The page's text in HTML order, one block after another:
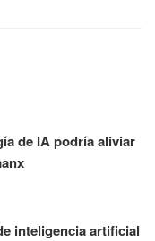
de IA podría aliviar
inteligencia artificial